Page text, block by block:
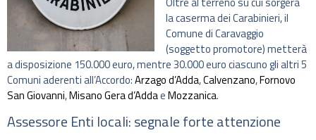
la caserma dei Carabinieri, il
Comune di Caravaggio
(soggetto promotore) metterà
a disposizione 150.000 euro, mentre 30.000 euro ciascuno gli altri 5
Comuni aderenti all’Accordo:Arzago d’Adda,Calvenzano,Fornovo
San Giovanni,Misano Gera d’AddaeMozzanica.
Assessore Enti locali: segnale forte attenzione